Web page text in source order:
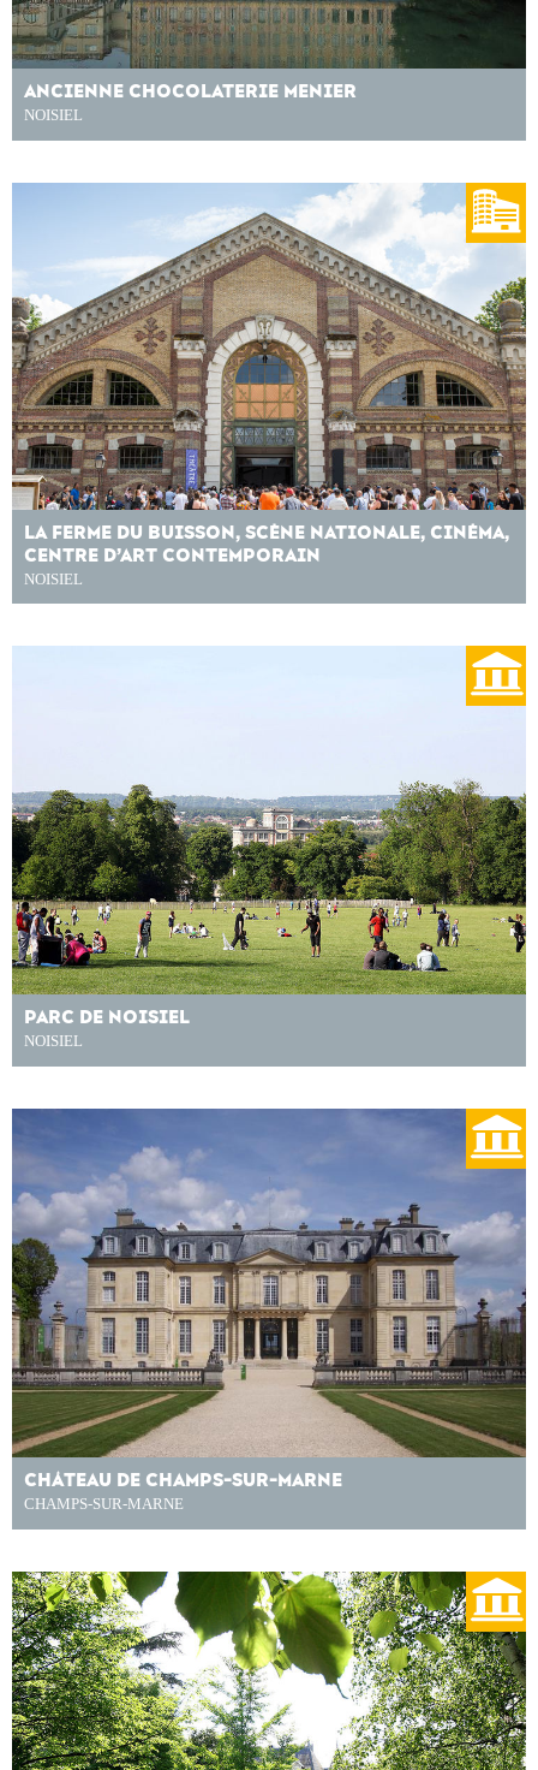
ANCIENNE CHOCOLATERIE MENIER
NOISIEL
LA FERME DU BUISSON, SCÈNE NATIONALE, CINÉMA,
CENTRE D’ART CONTEMPORAIN
NOISIEL
PARC DE NOISIEL
NOISIEL
CHÂTEAU DE CHAMPS-SUR-MARNE
CHAMPS-SUR-MARNE